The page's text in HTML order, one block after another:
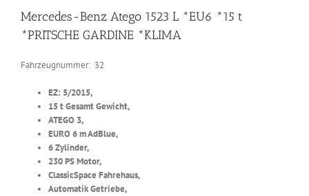
Mercedes-Benz Atego 1523 L *EU6 *15 t
*PRITSCHE GARDINE *KLIMA
Fahrzeugnummer: 32
EZ: 5/2015,
15 t Gesamt Gewicht,
ATEGO 3,
EURO 6 m AdBlue,
6 Zylinder,
230 PS Motor,
ClassicSpace Fahrehaus,
Automatik Getriebe,